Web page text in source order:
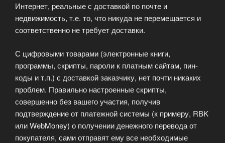
Интернет, реальные с доставкой по почте и
недвижимость, т.е. то, что никуда не перемещается и
соответственно не требует доставки.
С цифровыми товарами (электронные книги,
программы, скрипты, пароли к платным сайтам, пин-
коды и т.п.) с доставкой заказчику, нет почти никаких
проблем. Правильно настроенные скрипты,
совершенно без вашего участия, получив
подтверждение от платежной системы (к примеру, RBK
или WebMoney) о получении денежного перевода от
покупателя, сами отправят ему все необходимые